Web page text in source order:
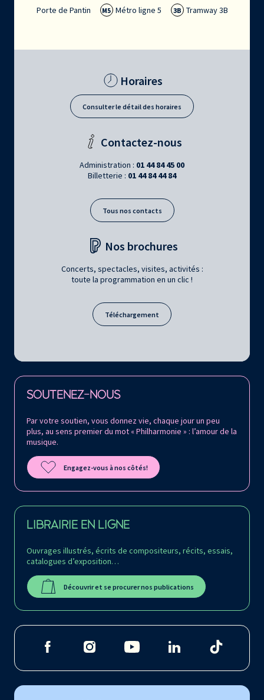
Porte de Pantin M5 Métro ligne 5 3B Tramway 3B
Horaires
Consulter le détail des horaires
Contactez-nous
Administration : 01 44 84 45 00
Billetterie : 01 44 84 44 84
Tous nos contacts
Nos brochures
Concerts, spectacles, visites, activités :
toute la programmation en un clic !
Téléchargement
SOUTENEZ-NOUS
Par votre soutien, vous donnez vie, chaque jour un peu
plus, au sens premier du mot « Philharmonie » : l’amour de la
musique.
Engagez-vous à nos côtés!
LIBRAIRIE EN LIGNE
Ouvrages illustrés, écrits de compositeurs, récits, essais,
catalogues d’exposition…
Découvrir et se procurer nos publications
Retrouvez la Philharmonie de Paris sur